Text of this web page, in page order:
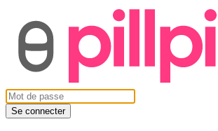
Se connecter